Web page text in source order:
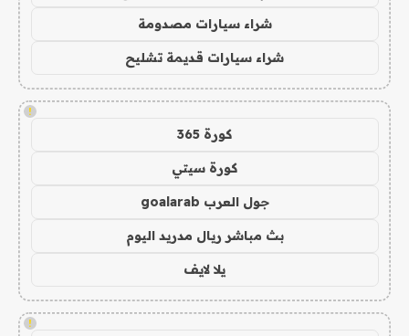
شراء سيارات مصدومة
شراء سيارات قديمة تشليح
!
كورة 365
كورة سيتي
جول العرب goalarab
بث مباشر ريال مدريد اليوم
يلا لايف
!